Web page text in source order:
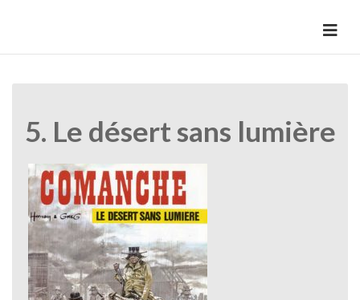
5. Le désert sans lumière